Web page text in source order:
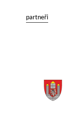
partneři